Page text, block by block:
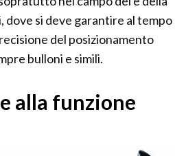
si deve garantire al tempo
del posizionamento
bulloni e simili.
alla funzione